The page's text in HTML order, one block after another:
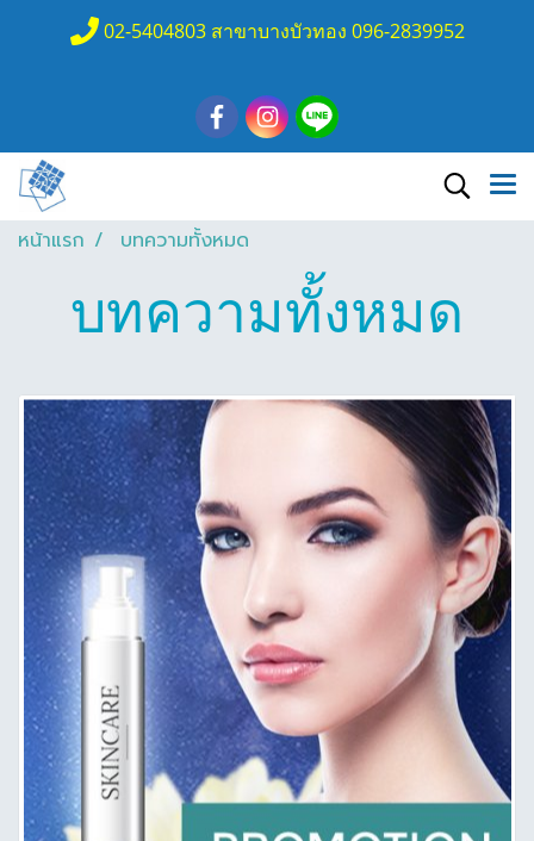
02-5404803 สาขาบางบัวทอง 096-2839952
หน้าแรก บทความทั้งหมด
บทความทั้งหมด